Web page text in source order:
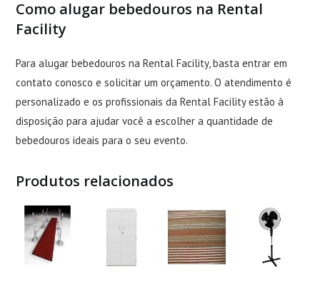
Como alugar bebedouros na Rental
Facility
Para alugar bebedouros na Rental Facility, bastaentrar em
contato conosco e solicitar um orçamento. O atendimento é
personalizado e os profissionais da Rental Facility estão à
disposição para ajudar você a escolher a quantidade de
bebedouros ideais para o seu evento.
Produtos relacionados